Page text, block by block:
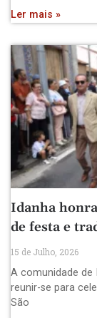
Ler mais »
Idanha
de festa e
15 de Julho, 2026
A comunidade de
reunir-se para
São